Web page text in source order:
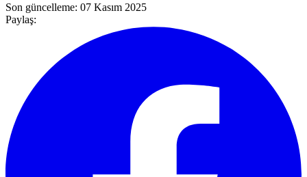
Son güncelleme: 07 Kasım 2025
Paylaş: